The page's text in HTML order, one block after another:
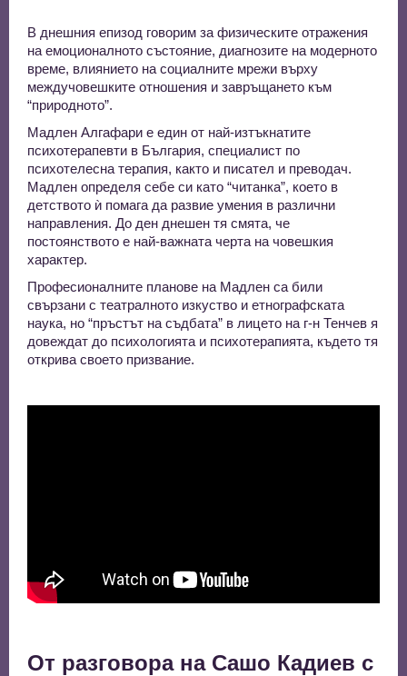
В днешния епизод говорим за физическите отражения
на емоционалното състояние, диагнозите на модерното
време, влиянието на социалните мрежи върху
междучовешките отношения и завръщането към
“природното”.
Мадлен Алгафари е един от най-изтъкнатите
психотерапевти в България, специалист по
психотелесна терапия, както и писател и преводач.
Мадлен определя себе си като “читанка”, което в
детството ѝ помага да развие умения в различни
направления. До ден днешен тя смята, че
постоянството е най-важната черта на човешкия
характер.
Професионалните планове на Мадлен са били
свързани с театралното изкуство и етнографската
наука, но “пръстът на съдбата” в лицето на г-н Тенчев я
довеждат до психологията и психотерапията, където тя
открива своето призвание.
От разговора на Сашо Кадиев с